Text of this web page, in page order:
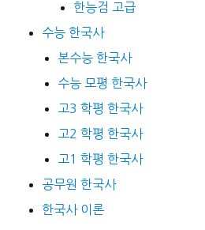
한능검 고급
수능 한국사
본수능 한국사
수능 모평 한국사
고3 학평 한국사
고2 학평 한국사
고1 학평 한국사
공무원 한국사
한국사 이론